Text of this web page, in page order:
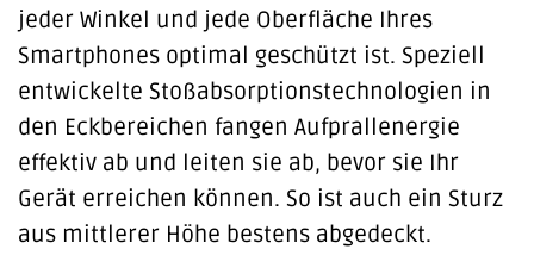
jeder Winkel und jede Oberfläche Ihres
Smartphones optimal geschützt ist. Speziell
entwickelte Stoßabsorptionstechnologien in
den Eckbereichen fangen Aufprallenergie
effektiv ab und leiten sie ab, bevor sie Ihr
Gerät erreichen können. So ist auch ein Sturz
aus mittlerer Höhe bestens abgedeckt.